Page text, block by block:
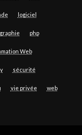
logiciel
php
Web
sécurité
vie privée web